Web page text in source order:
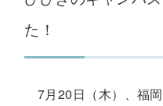
た！
7月20日（木）、福